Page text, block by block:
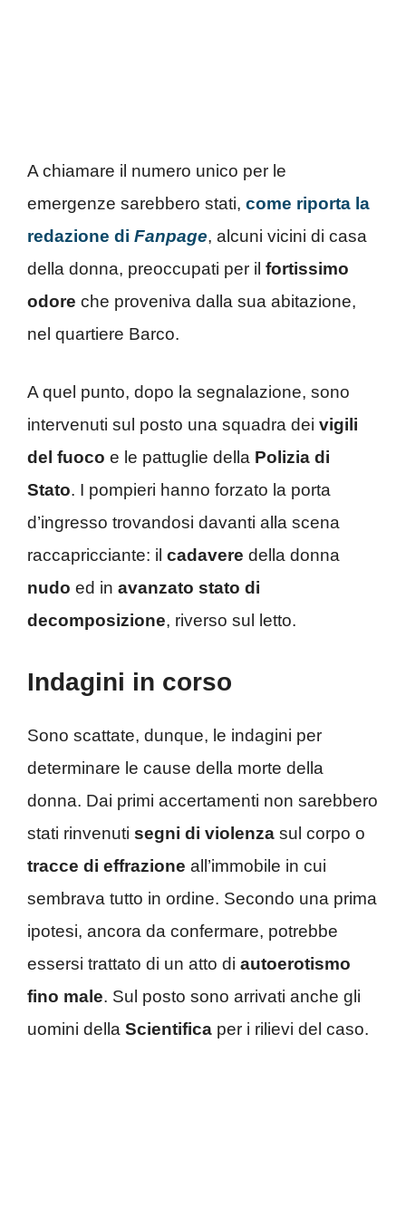
A chiamare il numero unico per le
emergenze sarebbero stati, come riporta la
redazione di Fanpage, alcuni vicini di casa
della donna, preoccupati per il fortissimo
odore che proveniva dalla sua abitazione,
nel quartiere Barco.
A quel punto, dopo la segnalazione, sono
intervenuti sul posto una squadra dei vigili
del fuoco e le pattuglie della Polizia di
Stato. I pompieri hanno forzato la porta
d’ingresso trovandosi davanti alla scena
raccapricciante: il cadavere della donna
nudo ed in avanzato stato di
decomposizione, riverso sul letto.
Indagini in corso
Sono scattate, dunque, le indagini per
determinare le cause della morte della
donna. Dai primi accertamenti non sarebbero
stati rinvenuti segni di violenza sul corpo o
tracce di effrazione all’immobile in cui
sembrava tutto in ordine. Secondo una prima
ipotesi, ancora da confermare, potrebbe
essersi trattato di un atto di autoerotismo
fino male. Sul posto sono arrivati anche gli
uomini della Scientifica per i rilievi del caso.